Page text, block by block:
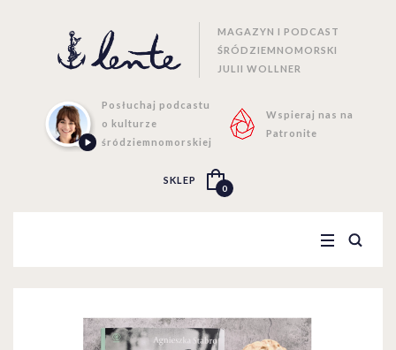
MAGAZYN I PODCAST
ŚRÓDZIEMNOMORSKI
JULII WOLLNER
Posłuchaj podcastu
o kulturze
śródziemnomorskiej
Wspieraj nas na
Patronite
SKLEP
0